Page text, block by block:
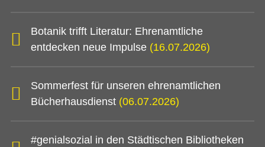
Botanik trifft Literatur: Ehrenamtliche
entdecken neue Impulse (16.07.2026)
Sommerfest für unseren ehrenamtlichen
Bücherhausdienst (06.07.2026)
#genialsozial in den Städtischen Bibliotheken